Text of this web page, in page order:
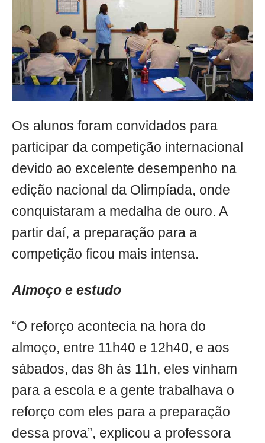
Os alunos foram convidados para
participar da competição internacional
devido ao excelente desempenho na
edição nacional da Olimpíada, onde
conquistaram a medalha de ouro. A
partir daí, a preparação para a
competição ficou mais intensa.
Almoço e estudo
“O reforço acontecia na hora do
almoço, entre 11h40 e 12h40, e aos
sábados, das 8h às 11h, eles vinham
para a escola e a gente trabalhava o
reforço com eles para a preparação
dessa prova”, explicou a professora